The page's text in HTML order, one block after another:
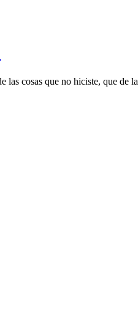
las cosas que no hiciste, que